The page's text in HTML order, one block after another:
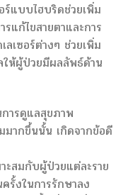
ร์แบบไฮบริดช่วยเพิ่ม
แก้ไขสายตาและการ
เซอร์ต่างๆ ช่วยเพิ่ม
ให้ผู้ป่วยมีผลลัพธ์ด้าน
การดูแลสุขภาพ
มากขึ้นนั้น เกิดจากข้อดี
ะสมกับผู้ป่วยแต่ละราย
รั้งในการรักษาลง